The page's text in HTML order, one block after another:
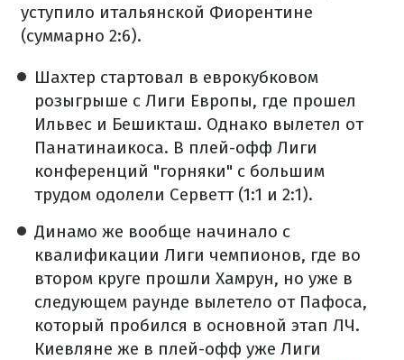
уступило итальянской Фиорентине
(суммарно 2:6).
Шахтер стартовал в еврокубковом
розыгрыше с Лиги Европы, где прошел
Ильвес и Бешикташ. Однако вылетел от
Панатинаикоса. В плей-офф Лиги
конференций "горняки" с большим
трудом одолели Серветт (1:1 и 2:1).
Динамо же вообще начинало с
квалификации Лиги чемпионов, где во
втором круге прошли Хамрун, но уже в
следующем раунде вылетело от Пафоса,
который пробился в основной этап ЛЧ.
Киевляне же в плей-офф уже Лиги